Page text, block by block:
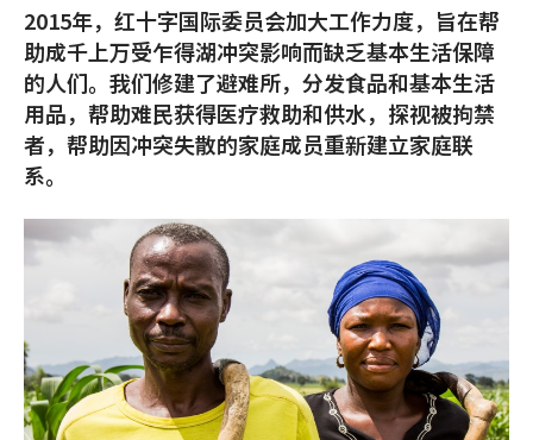
2015年，红十字国际委员会加大工作力度，旨在帮
助成千上万受乍得湖冲突影响而缺乏基本生活保障
的人们。我们修建了避难所，分发食品和基本生活
用品，帮助难民获得医疗救助和供水，探视被拘禁
者，帮助因冲突失散的家庭成员重新建立家庭联
系。